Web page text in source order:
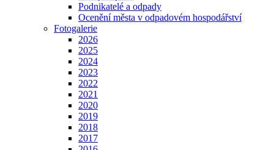
Podnikatelé a odpady
Ocenění města v odpadovém hospodářství
Fotogalerie
2026
2025
2024
2023
2022
2021
2020
2019
2018
2017